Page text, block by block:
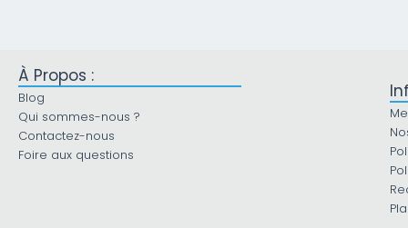
À Propos :
Blog
Qui sommes-nous ?
Contactez-nous
Foire aux questions